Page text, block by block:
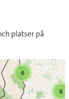
platser på
6
6